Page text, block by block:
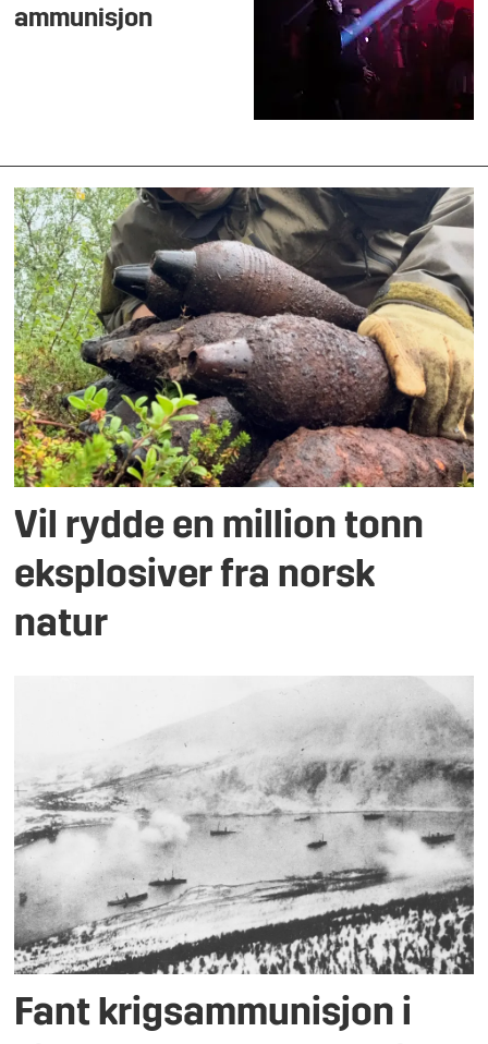
ammunisjon
Vil rydde en million tonn
eksplosiver fra norsk
natur
Fant krigsammunisjon i